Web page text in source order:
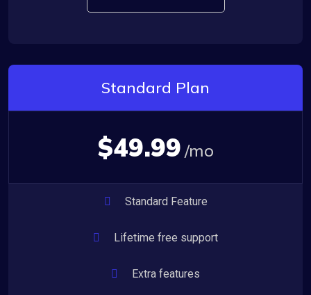
Standard Plan
$49.99 /mo
Standard Feature
Lifetime free support
Extra features